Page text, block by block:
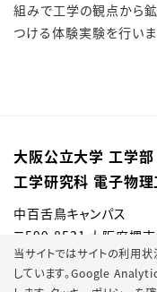
組みで工学の観点から
つける体験実験を行いま
当サイトではサイトの利用
しています。Google
大阪公立大学 工学
工学研究科 電子物
中百舌鳥キャンパス
〒599-8531 大阪府堺